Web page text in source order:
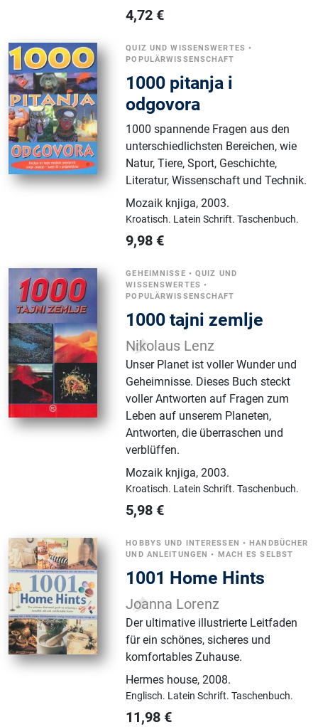
4,72 €
QUIZ UND WISSENSWERTES •
POPULÄRWISSENSCHAFT
1000 pitanja i
odgovora
1000 spannende Fragen aus den
unterschiedlichsten Bereichen, wie
Natur, Tiere, Sport, Geschichte,
Literatur, Wissenschaft und Technik.
Mozaik knjiga,2003.
Kroatisch. Latein Schrift.Taschenbuch.
9,98 €
GEHEIMNISSE •QUIZ UND
WISSENSWERTES •
POPULÄRWISSENSCHAFT
1000 tajni zemlje
Nikolaus Lenz
Unser Planet ist voller Wunder und
Geheimnisse. Dieses Buch steckt
voller Antworten auf Fragen zum
Leben auf unserem Planeten,
Antworten, die überraschen und
verblüffen.
Mozaik knjiga,2003.
Kroatisch. Latein Schrift.Taschenbuch.
5,98 €
HOBBYS UND INTERESSEN •HANDBÜCHER
UND ANLEITUNGEN • MACH ES SELBST
1001 Home Hints
Joanna Lorenz
Der ultimative illustrierte Leitfaden
für ein schönes, sicheres und
komfortables Zuhause.
Hermes house,2008.
Englisch. Latein Schrift.Taschenbuch.
11,98 €